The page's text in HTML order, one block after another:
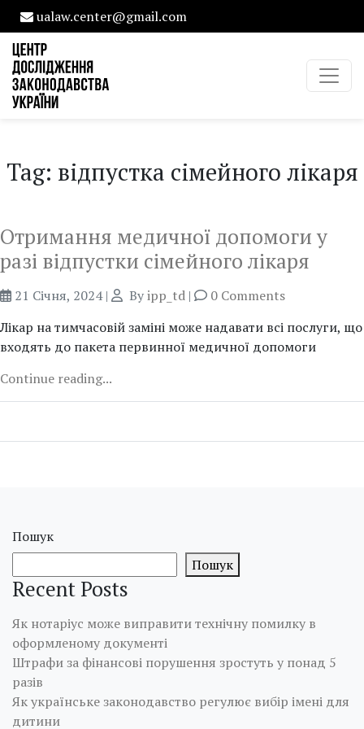
ualaw.center@gmail.com
Tag: відпустка сімейного лікаря
Отримання медичної допомоги у
разі відпустки сімейного лікаря
21 Січня, 2024| Byipp_td |
0 Comments
Лікар на тимчасовій заміні може надавати всі послуги, що
входять до пакета первинної медичної допомоги
Continue reading...
Пошук
Пошук
Recent Posts
Як нотаріус може виправити технічну помилку в
оформленому документі
Штрафи за фінансові порушення зростуть у понад 5
разів
Як українське законодавство регулює вибір імені для
дитини